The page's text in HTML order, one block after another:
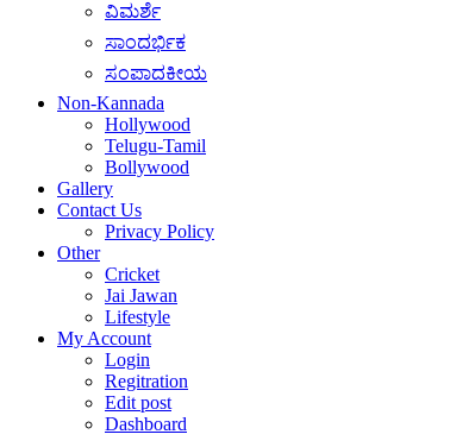
ವಿಮರ್ಶೆ
ಸಾಂದರ್ಭಿಕ
ಸಂಪಾದಕೀಯ
Non-Kannada
Hollywood
Telugu-Tamil
Bollywood
Gallery
Contact Us
Privacy Policy
Other
Cricket
Jai Jawan
Lifestyle
My Account
Login
Regitration
Edit post
Dashboard